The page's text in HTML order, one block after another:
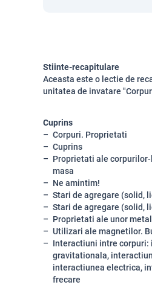
Stiinte-recapitulare
Aceasta este o lectie de
unitatea de invatare
Cuprins
Corpuri. Proprietati
Cuprins
Proprietati ale
masa
Ne amintim!
Stari de agregare (solid,
Stari de agregare (solid,
Proprietati ale unor
Utilizari ale magnetilor.
Interactiuni intre corpuri:
gravitationala,
interactiunea electrica,
frecare